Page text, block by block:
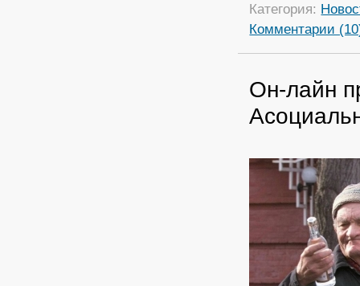
Категория:
Комментарии
Он-лайн